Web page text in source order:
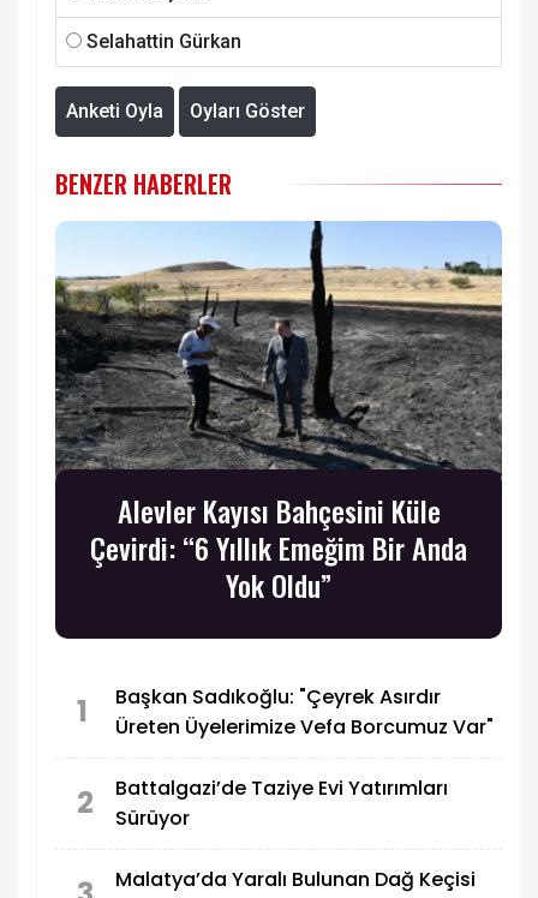
Selahattin Gürkan
Anketi Oyla Oyları Göster
BENZER HABERLER
Alevler Kayısı Bahçesini Küle
Çevirdi: “6 Yıllık Emeğim Bir Anda
Yok Oldu”
1
Başkan Sadıkoğlu: "Çeyrek Asırdır
Üreten Üyelerimize Vefa Borcumuz Var"
2
Battalgazi’de Taziye Evi Yatırımları
Sürüyor
Malatya’da Yaralı Bulunan Dağ Keçisi